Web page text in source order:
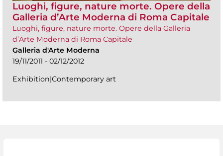
Luoghi, figure, nature morte. Opere della
Galleria d’Arte Moderna di Roma Capitale
Luoghi, figure, nature morte. Opere della Galleria
d’Arte Moderna di Roma Capitale
Galleria d'Arte Moderna
19/11/2011 - 02/12/2012
Exhibition|Contemporary art